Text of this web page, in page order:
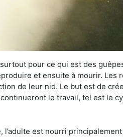
pour ce qui est des
et ensuite à mourir. Les
de leur nid. Le but est de
le travail, tel est le
est nourri